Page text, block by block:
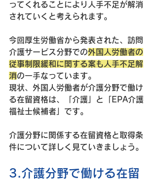
ってくれることにより人手不足が解消
されていくと考えられます。
今回厚生労働省から発表された、訪問
介護サービス分野での外国人労働者の
従事制限緩和に関する案も人手不足解
消の一手なっています。
現状、外国人労働者が介護分野で働け
る在留資格は、「介護」と「EPA介護
福祉士候補者」です。
介護分野に関係する在留資格と取得条
件について詳しく見ていきましょう。
3.介護分野で働ける在留